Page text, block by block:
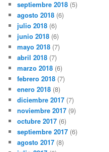
septiembre 2018 (5)
agosto 2018 (6)
julio 2018 (6)
junio 2018 (6)
mayo 2018 (7)
abril 2018 (7)
marzo 2018 (6)
febrero 2018 (7)
enero 2018 (8)
diciembre 2017 (7)
noviembre 2017 (9)
octubre 2017 (6)
septiembre 2017 (6)
agosto 2017 (8)